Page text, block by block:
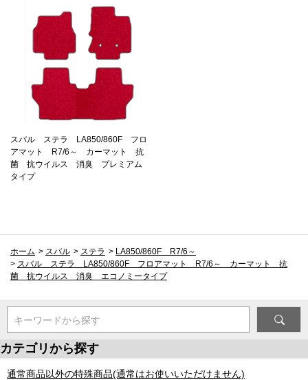
スバル ステラ LA850/860F フロ
アマット R7/6～ カーマット 抗
菌 抗ウイルス 消臭 プレミアム
タイプ
ホーム > スバル > ステラ > LA850/860F R7/6～
> スバル ステラ LA850/860F フロアマット R7/6～ カーマット 抗
菌 抗ウイルス 消臭 エコノミータイプ
キーワードから探す
カテゴリから探す
通常商品以外の特殊商品(通常はお使いいただけません)